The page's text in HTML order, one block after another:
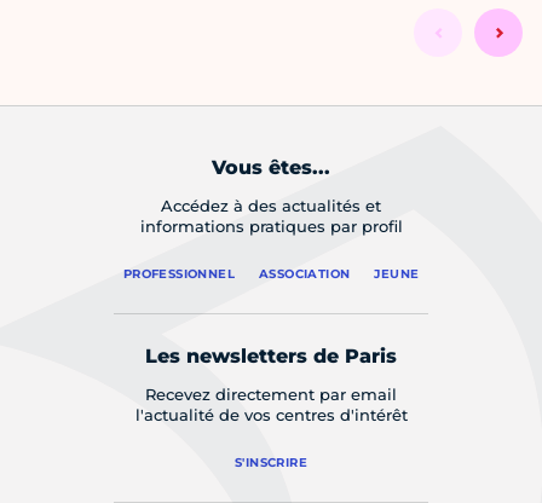
Vous êtes...
Accédez à des actualités et
informations pratiques par profil
PROFESSIONNEL ASSOCIATION JEUNE
Les newsletters de Paris
Recevez directement par email
l'actualité de vos centres d'intérêt
S'INSCRIRE